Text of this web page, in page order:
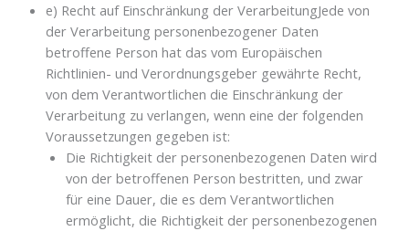
e) Recht auf Einschränkung der VerarbeitungJede von
der Verarbeitung personenbezogener Daten
betroffene Person hat das vom Europäischen
Richtlinien- und Verordnungsgeber gewährte Recht,
von dem Verantwortlichen die Einschränkung der
Verarbeitung zu verlangen, wenn eine der folgenden
Voraussetzungen gegeben ist:
Die Richtigkeit der personenbezogenen Daten wird
von der betroffenen Person bestritten, und zwar
für eine Dauer, die es dem Verantwortlichen
ermöglicht, die Richtigkeit der personenbezogenen